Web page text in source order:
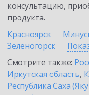
консультацию,
продукта.
Красноярск
Зеленогорск
Смотрите также:
Иркутская область,
Республика Саха